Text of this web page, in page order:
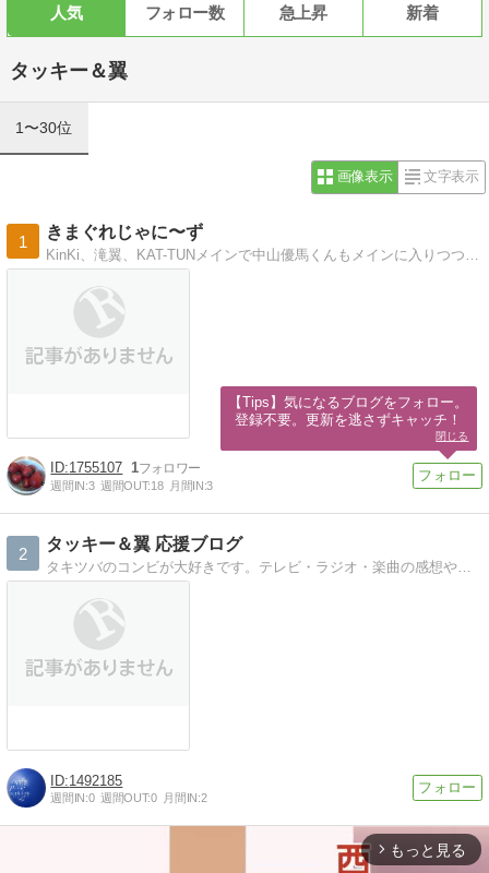
人気 フォロー数 急上昇 新着
タッキー＆翼
1〜30位
画像表示 文字表示
1
きまぐれじゃに〜ず
1755107 1
週間IN:3 週間OUT:18 月間IN:3
2
タッキー＆翼 応援ブログ
タキツバのコンビが大好きです。テレビ・ラジオ・楽曲の感想やコンレポなど。
1492185
週間IN:0 週間OUT:0 月間IN:2
arrow_forward_ios もっと見る
【Tips】気になるブログをフォロー。
登録不要。更新を逃さずキャッチ！
閉じる